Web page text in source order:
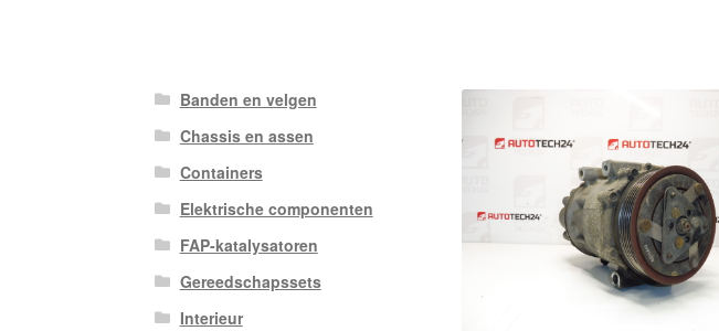
Banden en velgen
Chassis en assen
Containers
Elektrische componenten
FAP-katalysatoren
Gereedschapssets
Interieur